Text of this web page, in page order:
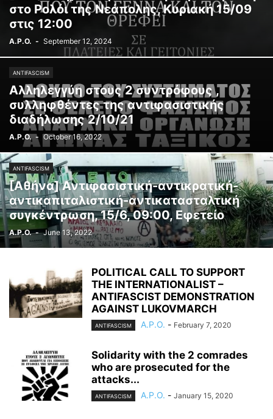
ΣΥΛΛΟΓΙΚΟΤΗΤΕΣ ΣΥΝΔΙΑΣΚΈΨΕΙΣ - ΣΥΝΈΔΡΙΑ
ΤΟΠΙΚΌ ΣΥΝΤΟΝΙΣΤΙΚΌ ΑΘΉΝΑΣ ΤΟΠΙΚΌ ΣΥΝΤΟΝΙΣΤΙΚΌ ΘΕΣ/ΚΗΣ
ΦΎΣΗ
στο Ρολόι της Νεάπολης, Κυριακή 15/09
στις 12:00
A.P.O. - September 12, 2024
ANTIFASCISM
Αλληλεγγύη στους 2 συντρόφους ,
συλληφθέντες της αντιφασιστικής
διαδήλωσης 2/10/21
A.P.O. - October 16, 2022
ANTIFASCISM
[Αθήνα] Αντιφασιστική-αντικρατική-
αντικαπιταλιστική-αντικατασταλτική
συγκέντρωση, 15/6, 09:00, Εφετείο
A.P.O. - June 13, 2022
POLITICAL CALL TO SUPPORT
THE INTERNATIONALIST –
ANTIFASCIST DEMONSTRATION
AGAINST LUKOVMARCH
ANTIFASCISM A.P.O. - February 7, 2020
Solidarity with the 2 comrades
who are prosecuted for the
attacks...
ANTIFASCISM A.P.O. - January 15, 2020